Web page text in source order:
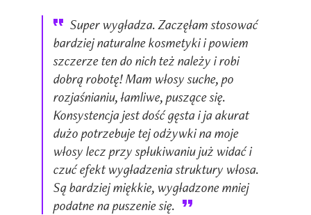
Super wygładza. Zaczęłam stosować
bardziej naturalne kosmetyki i powiem
szczerze ten do nich też należy i robi
dobrą robotę! Mam włosy suche, po
rozjaśnianiu, łamliwe, puszące się.
Konsystencja jest dość gęsta i ja akurat
dużo potrzebuje tej odżywki na moje
włosy lecz przy spłukiwaniu już widać i
czuć efekt wygładzenia struktury włosa.
Są bardziej miękkie, wygładzone mniej
podatne na puszenie się.